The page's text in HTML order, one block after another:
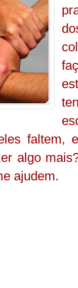
faltem,
algo
ajudem.